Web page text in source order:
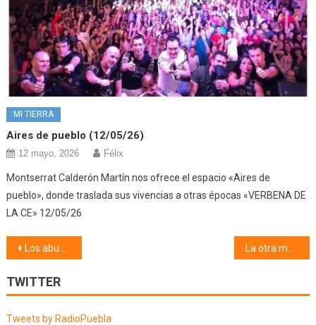
MI TIERRA
Aires de pueblo (12/05/26)
12 mayo, 2026 Félix
Montserrat Calderón Martín nos ofrece el espacio «Aires de
pueblo», donde traslada sus vivencias a otras épocas «VERBENA DE
LA CE» 12/05/26
Navegación
de
entradas
Los abuelos (15/01/18)
TWITTER
Tweets by RadioPuebla